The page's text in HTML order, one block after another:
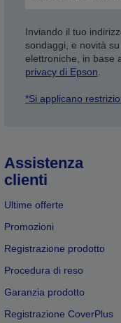
Inviando il tuo
sondaggi, e novità
elettroniche, in base
privacy di Epson
*Si applicano
Assistenza
clienti
Ultime offerte
Promozioni
Registrazione prodotto
Procedura di reso
Garanzia prodotto
Registrazione CoverPlus